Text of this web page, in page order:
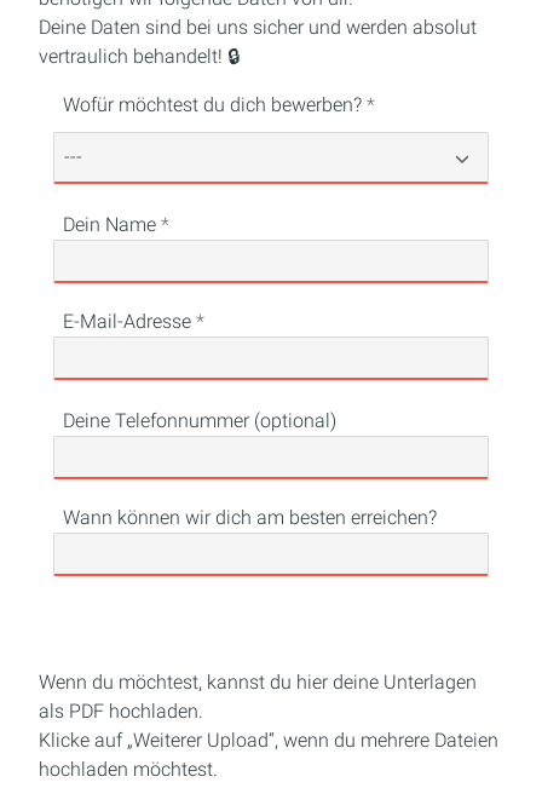
Deine Daten sind bei uns sicher und werden absolut
vertraulich behandelt! 🔒
Wofür möchtest du dich bewerben?
Dein Name
E-Mail-Adresse
Deine Telefonnummer (optional)
Wann können wir dich am besten erreichen?
Wenn du möchtest, kannst du hier deine Unterlagen
als PDF hochladen.
Klicke auf „Weiterer Upload“, wenn du mehrere Dateien
hochladen möchtest.